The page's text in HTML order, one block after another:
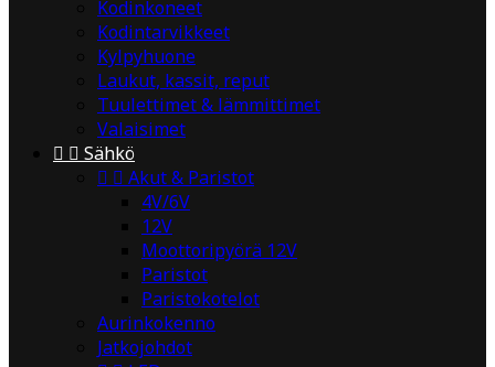
Kodinkoneet
Kodintarvikkeet
Kylpyhuone
Laukut, kassit, reput
Tuulettimet & lämmittimet
Valaisimet
  Sähkö
  Akut & Paristot
4V/6V
12V
Moottoripyörä 12V
Paristot
Paristokotelot
Aurinkokenno
Jatkojohdot